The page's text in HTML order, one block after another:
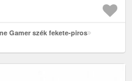
Gamer szék fekete-piros